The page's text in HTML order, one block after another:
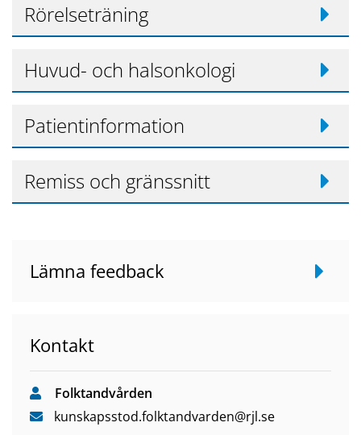
Rörelseträning
Huvud- och halsonkologi
Patientinformation
Remiss och gränssnitt
Lämna feedback
Kontakt
Folktandvården
kunskapsstod.folktandvarden@rjl.se